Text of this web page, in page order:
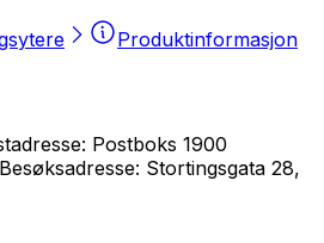
Produktinformasjon
Postboks 1900
Stortingsgata 28,